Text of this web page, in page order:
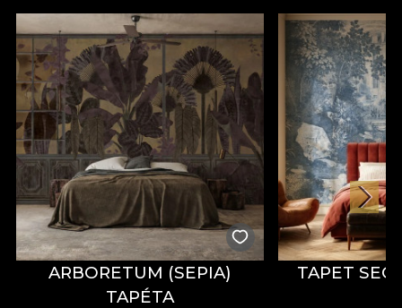
ARBORETUM (SEPIA)
TAPÉTA
TAPET